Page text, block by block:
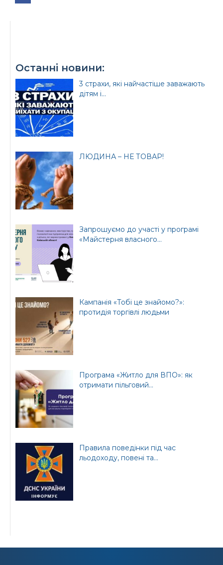
Останні новини:
3 страхи, які найчастіше заважають
дітям і...
ЛЮДИНА – НЕ ТОВАР!
Запрошуємо до участі у програмі
«Майстерня власного...
Кампанія «Тобі це знайомо?»:
протидія торгівлі людьми
Програма «Житло для ВПО»: як
отримати пільговий...
Правила поведінки під час
льодоходу, повені та...